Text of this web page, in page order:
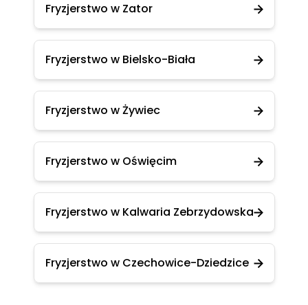
Fryzjerstwo w Zator
Fryzjerstwo w Bielsko-Biała
Fryzjerstwo w Żywiec
Fryzjerstwo w Oświęcim
Fryzjerstwo w Kalwaria Zebrzydowska
Fryzjerstwo w Czechowice-Dziedzice